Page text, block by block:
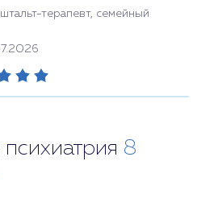
терапевт, семейный
психиатрия 8